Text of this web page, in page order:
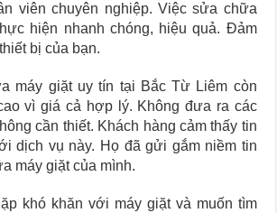
viên chuyên nghiệp. Việc sửa chữa
hiện nhanh chóng, hiệu quả. Đảm
bị của bạn.
máy giặt uy tín tại Bắc Từ Liêm còn
vì giá cả hợp lý. Không đưa ra các
cần thiết. Khách hàng cảm thấy tin
dịch vụ này. Họ đã gửi gắm niềm tin
máy giặt của mình.
khó khăn với máy giặt và muốn tìm